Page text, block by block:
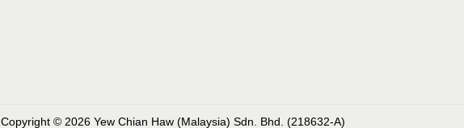
Copyright © 2026 Yew Chian Haw (Malaysia) Sdn. Bhd. (218632-A)